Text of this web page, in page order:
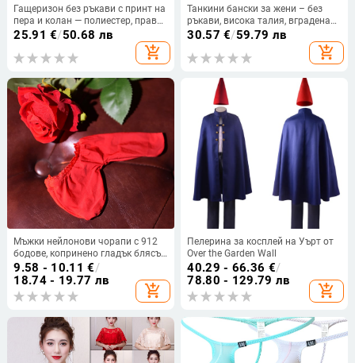
Гащеризон без ръкави с принт на
пера и колан — полиестер, права
кройка, свободна талия, средна
25.91 €/50.68 лв
add_shopping_cart
Танкини бански за жени – без
ръкави, висока талия, вградена
подпора за бюста, полиестерна
материя с подплата полиестер-
спандекс, здрав
30.57 €/59.79 лв
add_shopping_cart
Мъжки нейлонови чорапи с 912
бодове, копринено гладък блясък,
открит интимен дизайн
9.58 - 10.11 €/
18.74 - 19.77 лв
add_shopping_cart
Пелерина за косплей на Уърт от
Over the Garden Wall
40.29 - 66.36 €/
78.80 - 129.79 лв
add_shopping_cart